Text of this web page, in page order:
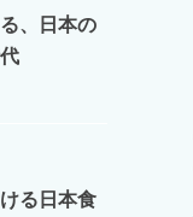
、日本の
る日本食